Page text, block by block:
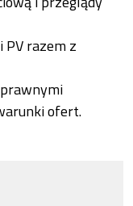
PV razem z
ofert.